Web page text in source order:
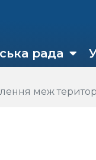
рада
Гірської